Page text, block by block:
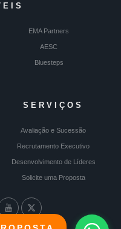
EMA Partners
AESC
Bluesteps
SERVIÇOS
Avaliação e Sucessão
Recrutamento Executivo
Desenvolvimento de Líderes
Solicite uma Proposta